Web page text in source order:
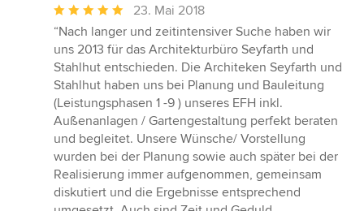
Durchschnittliche
Bewertung:
5
von
5
Sternen
23. Mai 2018
“Nach langer und zeitintensiver Suche haben wir
uns 2013 für das Architekturbüro Seyfarth und
Stahlhut entschieden. Die Architeken Seyfarth und
Stahlhut haben uns bei Planung und Bauleitung
(Leistungsphasen 1 -9 ) unseres EFH inkl.
Außenanlagen / Gartengestaltung perfekt beraten
und begleitet. Unsere Wünsche/ Vorstellung
wurden bei der Planung sowie auch später bei der
Realisierung immer aufgenommen, gemeinsam
diskutiert und die Ergebnisse entsprechend